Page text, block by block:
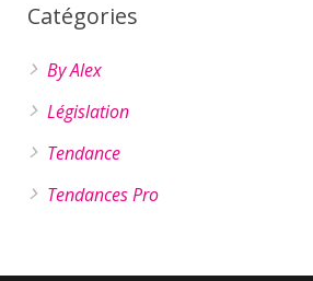
Catégories
By Alex
Législation
Tendance
Tendances Pro